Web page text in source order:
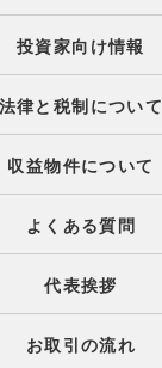
投資家向け情報
法律と税制について
収益物件について
よくある質問
代表挨拶
お取引の流れ